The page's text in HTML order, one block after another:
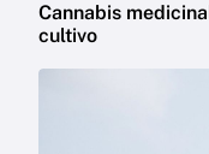
Cannabis
cultivo